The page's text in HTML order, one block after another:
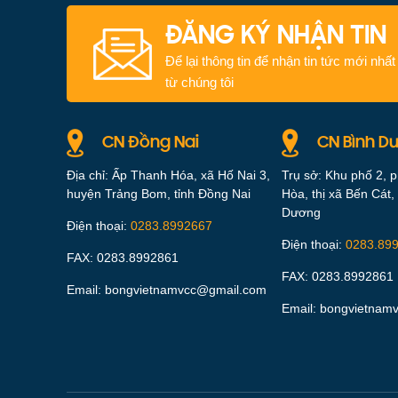
ĐĂNG KÝ NHẬN TIN
Để lại thông tin để nhận tin tức mới nhất
từ chúng tôi
CN Đồng Nai
Địa chỉ: Ấp Thanh Hóa, xã Hố Nai 3,
huyện Trảng Bom, tỉnh Đồng Nai
Điện thoại: 0283.8992667
FAX: 0283.8992861
Email: bongvietnamvcc@gmail.com
CN Bình
Trụ sở: Khu phố 2,
Hòa, thị xã Bến
Dương
Điện thoại:
FAX: 0283.8992861
Email: